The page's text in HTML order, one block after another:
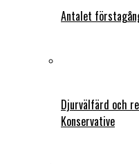
Antalet
Djurvälfärd och
Konservative